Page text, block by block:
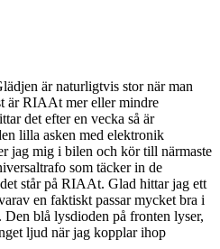
är naturligtvis stor när man
är RIAAt mer eller mindre
det efter en vecka så är
lilla asken med elektronik
jag mig i bilen och kör till närmaste
som täcker in de
står på RIAAt. Glad hittar jag ett
en faktiskt passar mycket bra i
blå lysdioden på fronten lyser,
ljud när jag kopplar ihop